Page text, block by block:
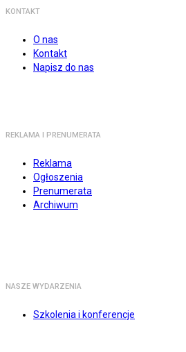
KONTAKT
O nas
Kontakt
Napisz do nas
REKLAMA I PRENUMERATA
Reklama
Ogłoszenia
Prenumerata
Archiwum
NASZE WYDARZENIA
Szkolenia i konferencje